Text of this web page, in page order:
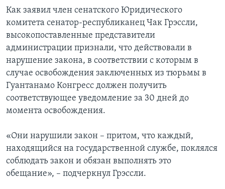
Как заявил член сенатского Юридического
комитета сенатор-республиканец Чак Грэссли,
высокопоставленные представители
администрации признали, что действовали в
нарушение закона, в соответствии с которым в
случае освобождения заключенных из тюрьмы в
Гуантанамо Конгресс должен получить
соответствующее уведомление за 30 дней до
момента освобождения.
«Они нарушили закон – притом, что каждый,
находящийся на государственной службе, поклялся
соблюдать закон и обязан выполнять это
обещание», – подчеркнул Грэссли.